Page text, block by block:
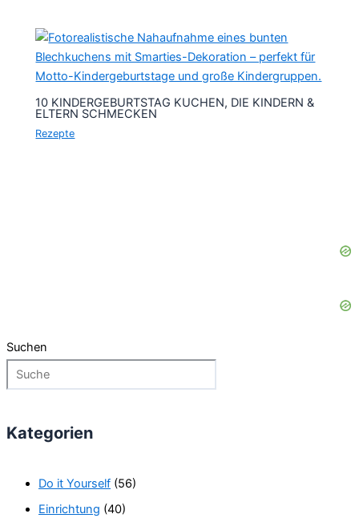
10 KINDERGEBURTSTAG KUCHEN, DIE KINDERN &
ELTERN SCHMECKEN
Rezepte
Suchen
Kategorien
Do it Yourself (56)
Einrichtung (40)